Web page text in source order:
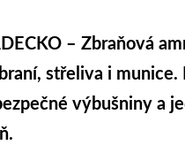
– Zbraňová
střeliva i
výbušniny a